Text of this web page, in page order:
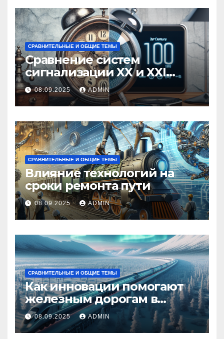
СРАВНИТЕЛЬНЫЕ И ОБЩИЕ ТЕМЫ
Сравнение систем
сигнализации XX и XXI
веков
08.09.2025 ADMIN
СРАВНИТЕЛЬНЫЕ И ОБЩИЕ ТЕМЫ
Влияние технологий на
сроки ремонта пути
08.09.2025 ADMIN
СРАВНИТЕЛЬНЫЕ И ОБЩИЕ ТЕМЫ
Как инновации помогают
железным дорогам в
условиях Арктики
08.09.2025 ADMIN